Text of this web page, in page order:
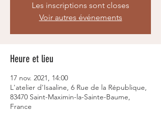
Les inscriptions sont closes
Voir autres événements
Heure et lieu
17 nov. 2021, 14:00
L'atelier d'Isaaline, 6 Rue de la République,
83470 Saint-Maximin-la-Sainte-Baume,
France